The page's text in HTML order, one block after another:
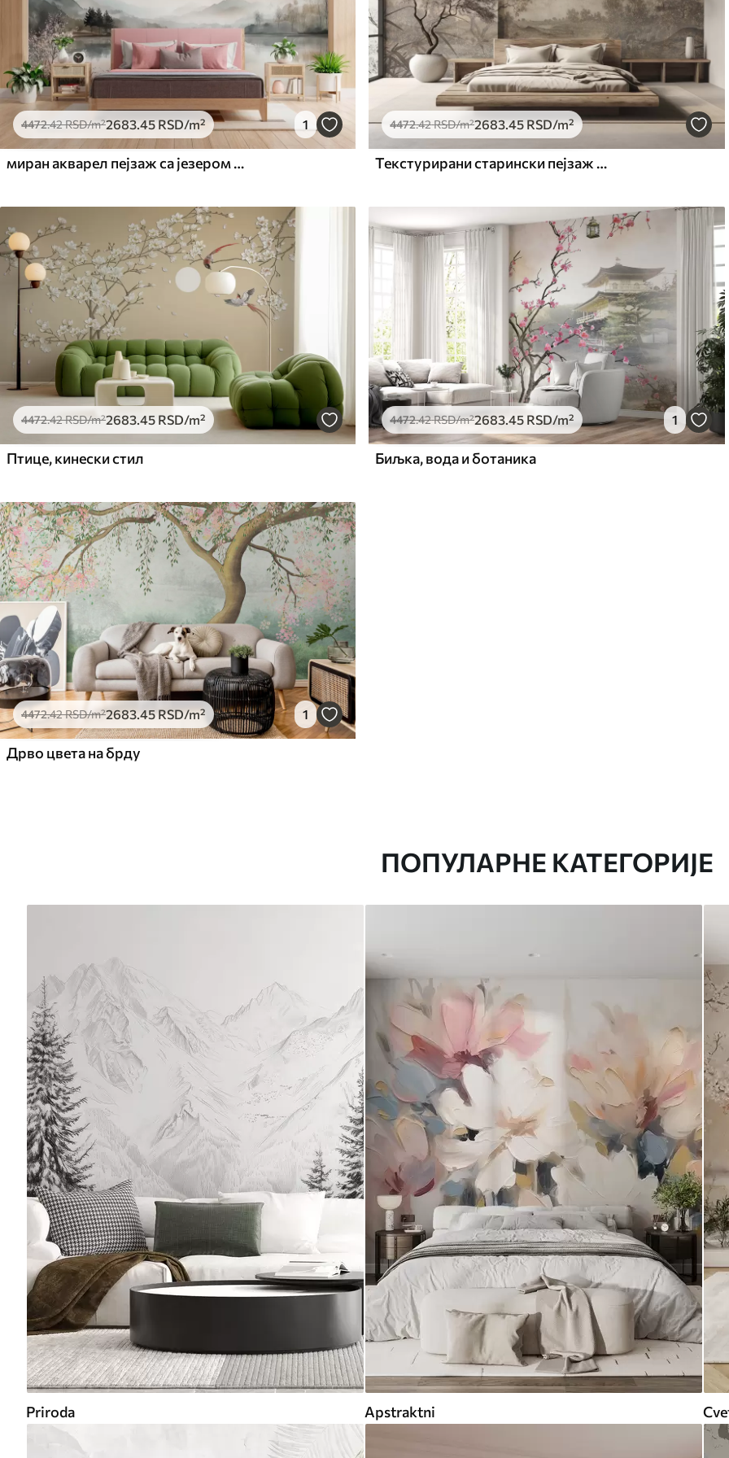
4472.42RSD/m²2683.45RSD/m² 1
миран акварел пејзаж са језером и цветним дрветом
4472.42RSD/m²2683.45RSD/m²
Текстурирани старински пејзаж са дрветом у близини реке и облачним небом, природна уметност у тоновима сепије
4472.42RSD/m²2683 .45 RSD/m²
Птице, кинески стил
4472.42RSD/m²2683 .45 RSD/m² 1
Биљка, вода и ботаника
4472.42RSD/m²2683.45RSD/m² 1
Дрво цвета на брду
ПОПУЛАРНЕ КАТЕГОРИЈЕ
Priroda Apstraktni